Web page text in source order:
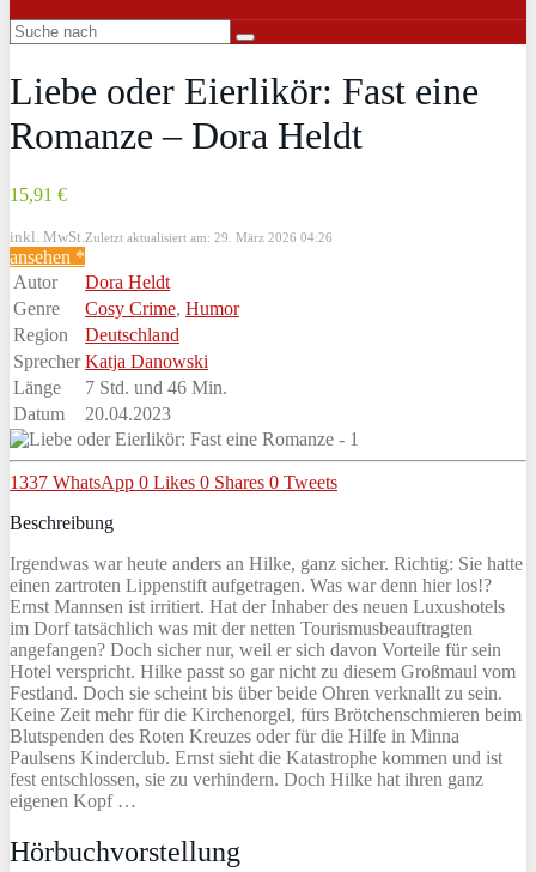
Liebe oder Eierlikör: Fast eine
Romanze – Dora Heldt
15,91 €
inkl. MwSt. Zuletzt aktualisiert am: 29. März 2026 04:26
ansehen *
Autor
Dora Heldt
Genre
Cosy Crime, Humor
Region
Deutschland
Sprecher Katja Danowski
Länge
7 Std. und 46 Min.
Datum
20.04.2023
1337 WhatsApp 0 Likes 0 Shares 0 Tweets
Beschreibung
Irgendwas war heute anders an Hilke, ganz sicher. Richtig: Sie hatte
einen zartroten Lippenstift aufgetragen. Was war denn hier los!?
Ernst Mannsen ist irritiert. Hat der Inhaber des neuen Luxushotels
im Dorf tatsächlich was mit der netten Tourismusbeauftragten
angefangen? Doch sicher nur, weil er sich davon Vorteile für sein
Hotel verspricht. Hilke passt so gar nicht zu diesem Großmaul vom
Festland. Doch sie scheint bis über beide Ohren verknallt zu sein.
Keine Zeit mehr für die Kirchenorgel, fürs Brötchenschmieren beim
Blutspenden des Roten Kreuzes oder für die Hilfe in Minna
Paulsens Kinderclub. Ernst sieht die Katastrophe kommen und ist
fest entschlossen, sie zu verhindern. Doch Hilke hat ihren ganz
eigenen Kopf …
Hörbuchvorstellung